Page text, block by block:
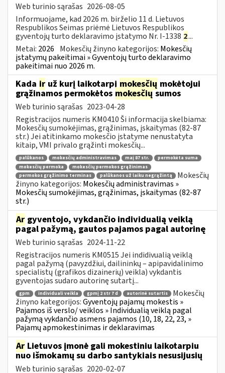
Web turinio sąrašas 2026-08-05
Informuojame, kad 2026 m. birželio 11 d. Lietuvos
Respublikos Seimas priėmė Lietuvos Respublikos
gyventojų turto deklaravimo įstatymo Nr. I-1338 2...
Metai: 2026 Mokesčių žinyno kategorijos: Mokesčių
įstatymų pakeitimai » Gyventojų turto deklaravimo
pakeitimai nuo 2026 m.
Kada ir už kurį laikotarpį mokesčių mokėtojui
grąžinamos permokėtos mokesčiųsumos
Web turinio sąrašas 2023-04-28
Registracijos numeris KM0410 Ši informacija skelbiama:
Mokesčių sumokėjimas, grąžinimas, įskaitymas (82-87
str.) Jei atitinkamo mokesčio įstatyme nenustatyta
kitaip, VMI privalo grąžinti mokesčių...
palūkanos mokesčių administravimas maį 87 str.
permokėta suma
mokesčių permoka
mokesčių permokos grąžinimas
permokos grąžinimo terminas
palūkanos už laiku negrąžintą
Mokesčių
žinyno kategorijos: Mokesčių administravimas »
Mokesčių sumokėjimas, grąžinimas, įskaitymas (82-87
str.)
Ar gyventojo, vykdančio individualią veiklą
pagal pažymą, gautos pajamos pagal autorinę
Web turinio sąrašas 2024-11-22
Registracijos numeris KM0515 Jei indidivualią veiklą
pagal pažymą (pavyzdžiui, dailininkų – apipavidalinimo
specialistų (grafikos dizainerių) veikla) vykdantis
gyventojas sudaro autorinę sutartį...
gpm individuali veikla gpmį 2 str 7 d autorinė sutartis
Mokesčių
žinyno kategorijos:Gyventojų pajamų mokestis »
Pajamos iš verslo/ veiklos » Individualią veiklą pagal
pažymą vykdančio asmens pajamos (10, 18, 22, 23, »
Pajamų apmokestinimas ir deklaravimas
Ar Lietuvos įmonė gali mokestiniu laikotarpiu
nuo išmokamų su darbo santykiais nesusijusių
Web turinio sąrašas 2020-02-07